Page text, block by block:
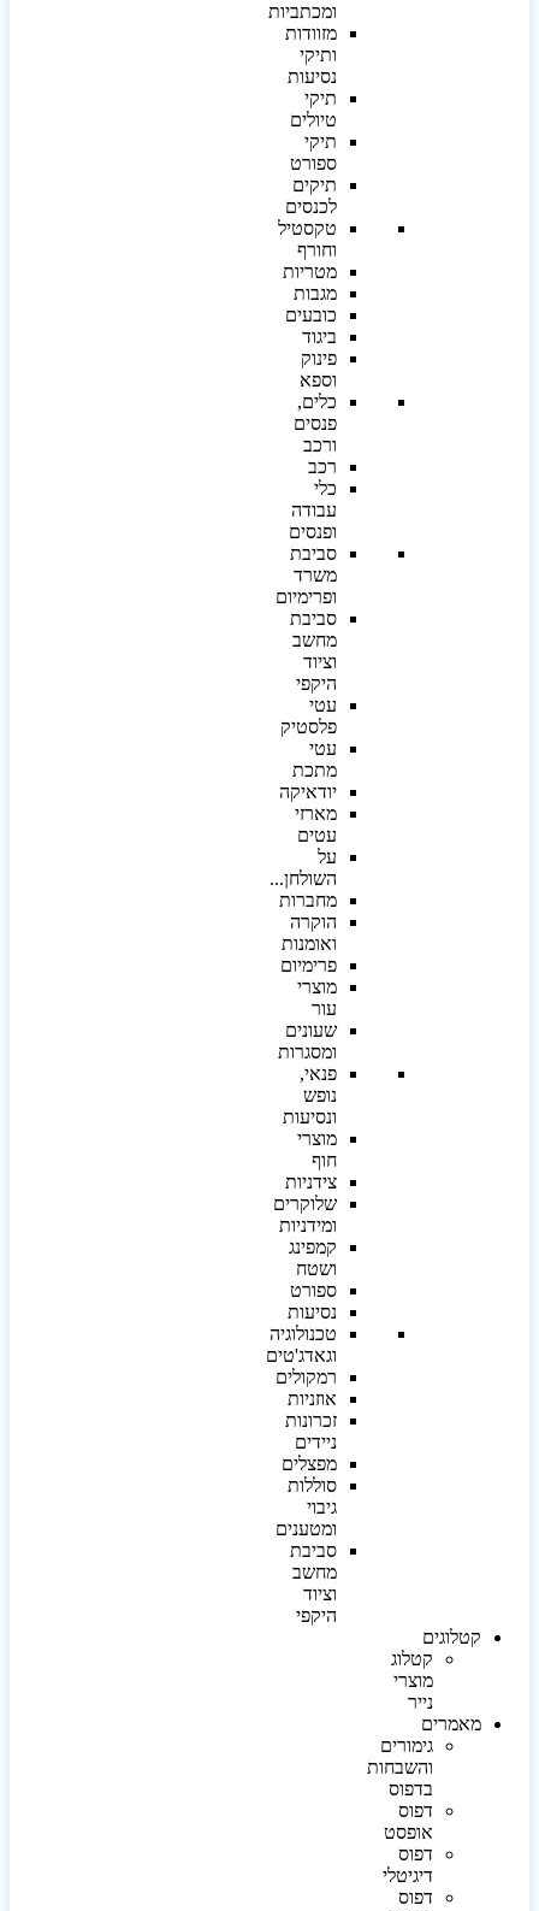
ומכתביות
מזוודות
ותיקי
נסיעות
תיקי
טיולים
תיקי
ספורט
תיקים
לכנסים
טקסטיל
וחורף
מטריות
מגבות
כובעים
ביגוד
פינוק
וספא
כלים,
פנסים
ורכב
רכב
כלי
עבודה
ופנסים
סביבת
משרד
ופרימיום
סביבת
מחשב
וציוד
היקפי
עטי
פלסטיק
עטי
מתכת
יודאיקה
מארזי
עטים
על
השולחן...
מחברות
הוקרה
ואומנות
פרימיום
מוצרי
עור
שעונים
ומסגרות
פנאי,
נופש
ונסיעות
מוצרי
חוף
צידניות
שלוקרים
ומידניות
קמפינג
ושטח
ספורט
נסיעות
טכנולוגיה
וגאדג'טים
רמקולים
אוזניות
זכרונות
ניידים
מפצלים
סוללות
גיבוי
ומטענים
סביבת
מחשב
וציוד
היקפי
קטלוגים
קטלוג
מוצרי
נייר
מאמרים
גימורים
והשבחות
בדפוס
דפוס
אופסט
דפוס
דיגיטלי
דפוס